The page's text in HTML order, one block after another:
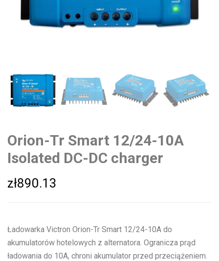
Orion-Tr Smart 12/24-10A
Isolated DC-DC charger
zł890.13
Ładowarka Victron Orion-Tr Smart 12/24-10A do
akumulatorów hotelowych z alternatora. Ogranicza prąd
ładowania do 10A, chroni akumulator przed przeciążeniem.